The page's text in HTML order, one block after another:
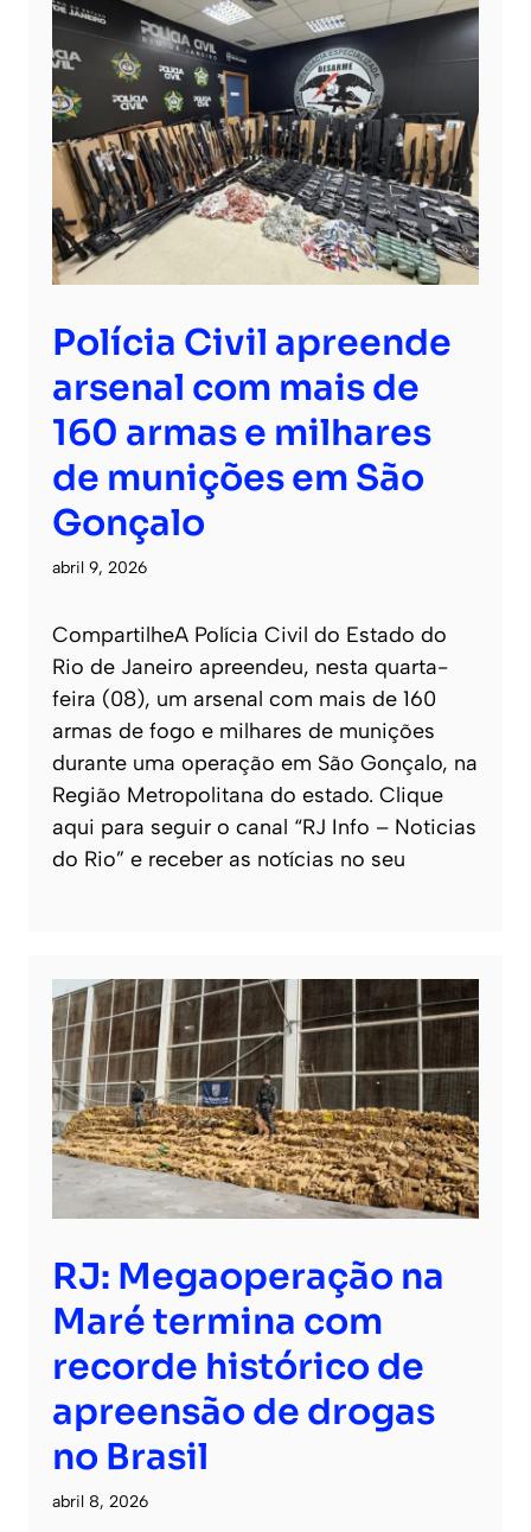
Polícia Civil apreende
arsenal com mais de
160 armas e milhares
de munições em São
Gonçalo
abril 9, 2026
CompartilheA Polícia Civil do Estado do
Rio de Janeiro apreendeu, nesta quarta-
feira (08), um arsenal com mais de 160
armas de fogo e milhares de munições
durante uma operação em São Gonçalo, na
Região Metropolitana do estado. Clique
aqui para seguir o canal “RJ Info – Noticias
do Rio” e receber as notícias no seu
RJ: Megaoperação na
Maré termina com
recorde histórico de
apreensão de drogas
no Brasil
abril 8, 2026